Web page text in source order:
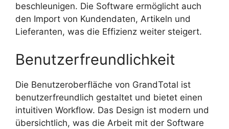
beschleunigen. Die Software ermöglicht auch
den Import von Kundendaten, Artikeln und
Lieferanten, was die Effizienz weiter steigert.
Benutzerfreundlichkeit
Die Benutzeroberfläche von GrandTotal ist
benutzerfreundlich gestaltet und bietet einen
intuitiven Workflow. Das Design ist modern und
übersichtlich, was die Arbeit mit der Software